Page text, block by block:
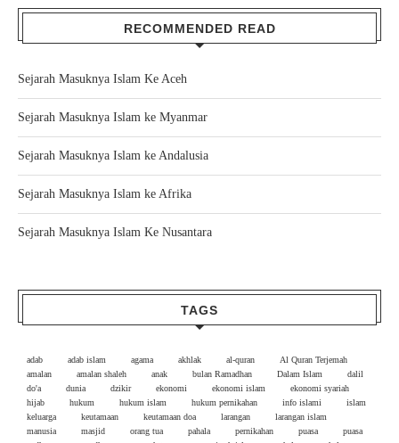
RECOMMENDED READ
Sejarah Masuknya Islam Ke Aceh
Sejarah Masuknya Islam ke Myanmar
Sejarah Masuknya Islam ke Andalusia
Sejarah Masuknya Islam ke Afrika
Sejarah Masuknya Islam Ke Nusantara
TAGS
adab adab islam agama akhlak al-quran
Al Quran Terjemah
amalan
amalan shaleh anak bulan Ramadhan Dalam Islam
dalil
do'a
dunia dzikir ekonomi ekonomi islam
ekonomi syariah
hijab
hukum hukum islam hukum pernikahan info islami
islam
keluarga
keutamaan keutamaan doa larangan
larangan islam
manusia
masjid orang tua pahala pernikahan puasa
puasa